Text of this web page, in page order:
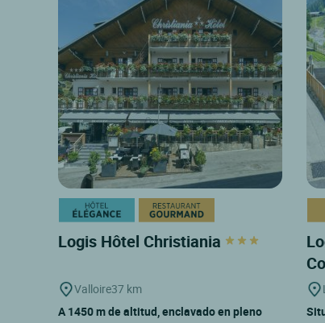
Logis Hôtel Christiania
Valloire37 km
A 1450 m de altitud, enclavado en pleno